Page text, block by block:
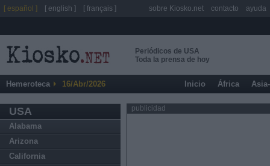
Periódicos de USA
Toda la prensa de hoy
Hemeroteca 16/Abr/2026 Inicio África
USA
Alabama
Arizona
California
publicidad
[ español ] [ english ] [ français ] sobre Kiosko.net contacto ayuda